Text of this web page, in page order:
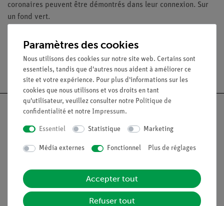
coronaires peuvent être démontrés dans leur connexion. Sur
un fond vert.
Livraison gratuite à partir de 300,- €.
Légal
Contact
Paramètres des cookies
Nous utilisons des cookies sur notre site web. Certains sont
essentiels, tandis que d'autres nous aident à améliorer ce
site et votre expérience. Pour plus d'informations sur les
cookies que nous utilisons et vos droits en tant
qu'utilisateur, veuillez consulter notre Politique de
confidentialité et notre Impressum.
Essentiel Statistique Marketing
Média externes Fonctionnel Plus de réglages
Accepter tout
Refuser tout